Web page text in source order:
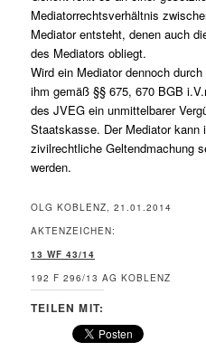
Mediatorrechtsverhältnis
Mediator entsteht, denen auch
des Mediators obliegt.
Wird ein Mediator dennoch
ihm gemäß §§ 675, 670 BGB
des JVEG ein unmittelbarer
Staatskasse. Der Mediator
zivilrechtliche Geltendmachung
werden.
OLG KOBLENZ, 21.01.2014
AKTENZEICHEN:
13 WF 43/14
192 F 296/13 AG KOBLENZ
TEILEN MIT: